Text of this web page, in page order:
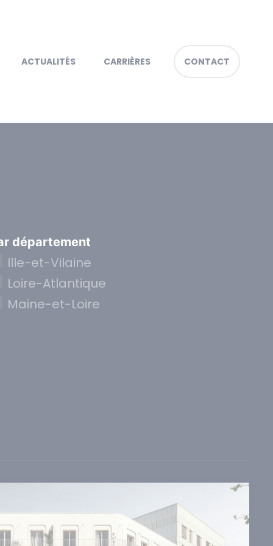
ACTUALITÉS CARRIÈRES CONTACT
département
Ille-et-Vilaine
Loire-Atlantique
Maine-et-Loire